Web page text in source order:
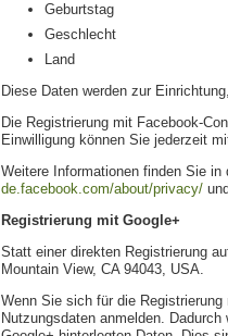
Geburtstag
Geschlecht
Land
Diese Daten werden zur
Die Registrierung mit Facebook-
Einwilligung können Sie jederzeit
Weitere Informationen finden Sie
de.facebook.com/about/privacy/und
Registrierung mit Google+
Statt einer direkten Registrierung
Mountain View, CA 94043, USA.
Wenn Sie sich für die
Nutzungsdaten anmelden.